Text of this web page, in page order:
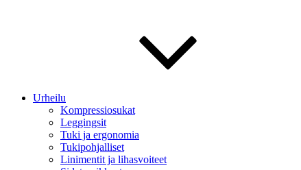
Urheilu
Kompressiosukat
Leggingsit
Tuki ja ergonomia
Tukipohjalliset
Linimentit ja lihasvoiteet